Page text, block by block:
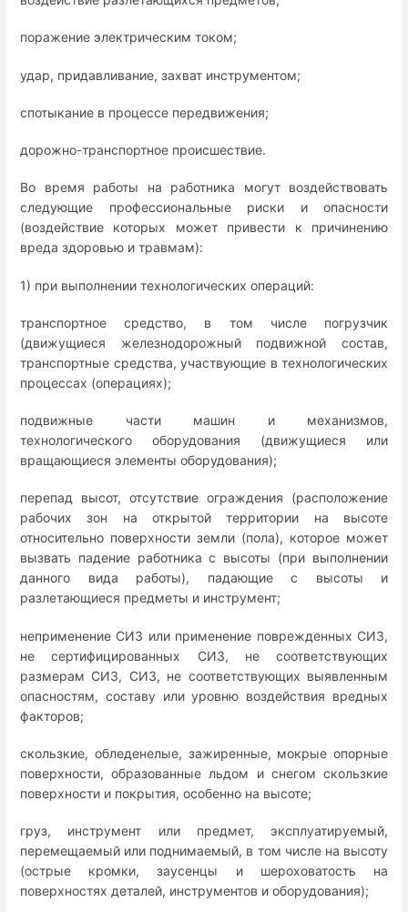
поражение электрическим током;
удар, придавливание, захват инструментом;
спотыкание в процессе передвижения;
дорожно-транспортное происшествие.
Во время работы на работника могут воздействовать
следующие профессиональные риски и опасности
(воздействие которых может привести к причинению
вреда здоровью и травмам):
1) при выполнении технологических операций:
транспортное средство, в том числе погрузчик
(движущиеся железнодорожный подвижной состав,
транспортные средства, участвующие в технологических
процессах (операциях);
подвижные части машин и механизмов,
технологического оборудования (движущиеся или
вращающиеся элементы оборудования);
перепад высот, отсутствие ограждения (расположение
рабочих зон на открытой территории на высоте
относительно поверхности земли (пола), которое может
вызвать падение работника с высоты (при выполнении
данного вида работы), падающие с высоты и
разлетающиеся предметы и инструмент;
неприменение СИЗ или применение поврежденных СИЗ,
не сертифицированных СИЗ, не соответствующих
размерам СИЗ, СИЗ, не соответствующих выявленным
опасностям, составу или уровню воздействия вредных
факторов;
скользкие, обледенелые, зажиренные, мокрые опорные
поверхности, образованные льдом и снегом скользкие
поверхности и покрытия, особенно на высоте;
груз, инструмент или предмет, эксплуатируемый,
перемещаемый или поднимаемый, в том числе на высоту
(острые кромки, заусенцы и шероховатость на
поверхностях деталей, инструментов и оборудования);